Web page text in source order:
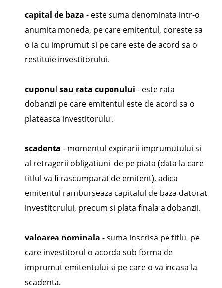
capital de baza - este suma denominata intr-o
anumita moneda, pe care emitentul, doreste sa
o ia cu imprumut si pe care este de acord sa o
restituie investitorului.
cuponul sau rata cuponului - este rata
dobanzii pe care emitentul este de acord sa o
plateasca investitorului.
scadenta - momentul expirarii imprumutului si
al retragerii obligatiunii de pe piata (data la care
titlul va fi rascumparat de emitent), adica
emitentul ramburseaza capitalul de baza datorat
investitorului, precum si plata finala a dobanzii.
valoarea nominala - suma inscrisa pe titlu, pe
care investitorul o acorda sub forma de
imprumut emitentului si pe care o va incasa la
scadenta.